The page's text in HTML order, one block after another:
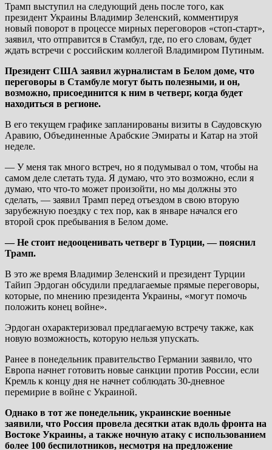
Трамп выступил на следующий день после того, как
президент Украины Владимир Зеленский, комментируя
новый поворот в процессе мирных переговоров «стоп-старт»,
заявил, что отправится в Стамбул, где, по его словам, будет
ждать встречи с российским коллегой Владимиром Путиным.
Президент США заявил журналистам в Белом доме, что
переговоры в Стамбуле могут быть полезными, и он,
возможно, присоединится к ним в четверг, когда будет
находиться в регионе.
В его текущем графике запланированы визиты в Саудовскую
Аравию, Объединенные Арабские Эмираты и Катар на этой
неделе.
— У меня так много встреч, но я подумывал о том, чтобы на
самом деле слетать туда. Я думаю, что это возможно, если я
думаю, что что-то может произойти, но мы должны это
сделать, — заявил Трамп перед отъездом в свою вторую
зарубежную поездку с тех пор, как в январе начался его
второй срок пребывания в Белом доме.
— Не стоит недооценивать четверг в Турции, — пояснил
Трамп.
В это же время Владимир Зеленский и президент Турции
Тайип Эрдоган обсудили предлагаемые прямые переговоры,
которые, по мнению президента Украины, «могут помочь
положить конец войне».
Эрдоган охарактеризовал предлагаемую встречу также, как
новую возможность, которую нельзя упускать.
Ранее в понедельник правительство Германии заявило, что
Европа начнет готовить новые санкции против России, если
Кремль к концу дня не начнет соблюдать 30-дневное
перемирие в войне с Украиной.
Однако в тот же понедельник, украинские военные
заявили, что Россия провела десятки атак вдоль фронта на
Востоке Украины, а также ночную атаку с использованием
более 100 беспилотников, несмотря на предложение